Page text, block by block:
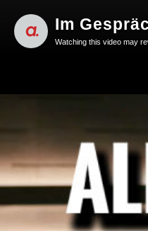
Im
Watching this video may